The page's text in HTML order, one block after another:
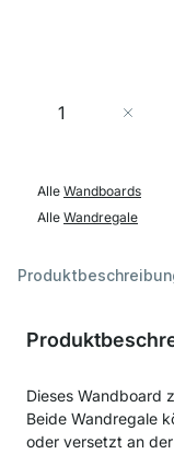
Menge
Alle Wandboards
Alle Wandregale
Dieses Wandboard
Beide Wandregale
oder versetzt an